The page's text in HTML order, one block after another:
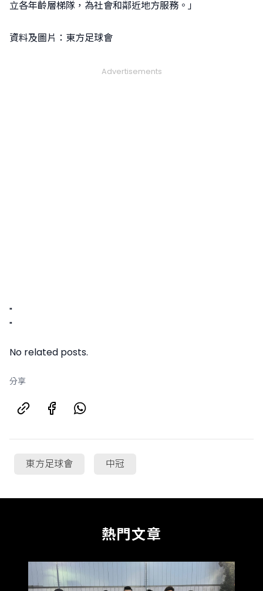
立各年齡層梯隊，為社會和鄰近地方服務。」
資料及圖片：東方足球會
Advertisements
"
"
No related posts.
分享
東方足球會 中冠
熱門文章